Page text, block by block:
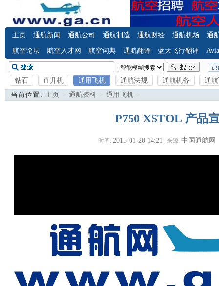
主页 通航新闻 通航公司 通航制造 通航财经 通航机场 通
航空论坛 航空人才网 航空词典 通航翻译 蓝天飞行翻译
钻石 直升机 通用飞机 通航法规 通航机务
通
当前位置: 主页 > 通航资料 > 通用飞机 >
P750 XSTOL 产品
时间: 2015-01-20 14:21 来源: 中国通航网